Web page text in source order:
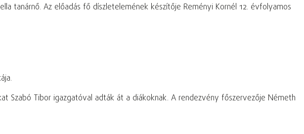
tanárnő. Az előadás fő díszletelemének készítője Reményi Kornél 12. évfolyamos
Szabó Tibor igazgatóval adták át a diákoknak. A rendezvény főszervezője Németh